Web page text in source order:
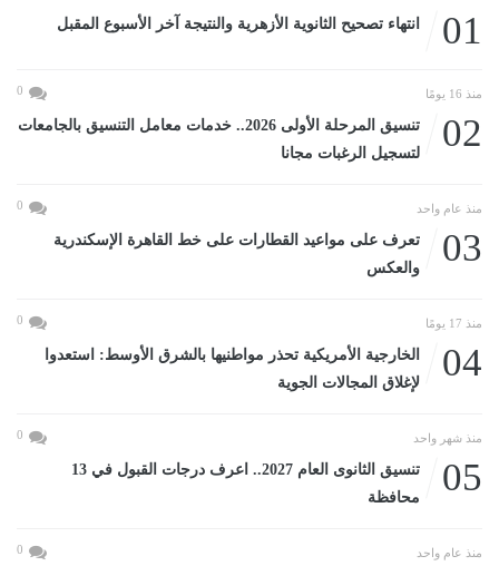
01 انتهاء تصحيح الثانوية الأزهرية والنتيجة آخر الأسبوع المقبل
منذ 16 يومًا 0
02
تنسيق المرحلة الأولى 2026.. خدمات معامل التنسيق بالجامعات
لتسجيل الرغبات مجانا
منذ عام واحد 0
03
تعرف على مواعيد القطارات على خط القاهرة الإسكندرية
والعكس
منذ 17 يومًا 0
04
الخارجية الأمريكية تحذر مواطنيها بالشرق الأوسط: استعدوا
لإغلاق المجالات الجوية
منذ شهر واحد 0
05
تنسيق الثانوى العام 2027.. اعرف درجات القبول في 13
محافظة
منذ عام واحد 0